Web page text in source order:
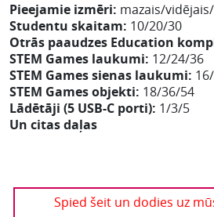
Pieejamie izmēri: mazais/
Studentu skaitam: 10/20/30
Otrās paaudzes Education
STEM Games laukumi: 12/24/36
STEM Games sienas laukumi:
STEM Games objekti: 18/36/54
Lādētāji (5 USB-C porti): 1/3/5
Un citas daļas
Spied šeit un dodies uz